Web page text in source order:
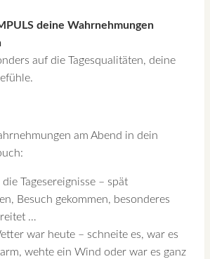
deine Wahrnehmungen
auf die Tagesqualitäten, deine
am Abend in dein
Tagesereignisse – spät
Besuch gekommen, besonderes
…
war heute – schneite es, war es
wehte ein Wind oder war es ganz